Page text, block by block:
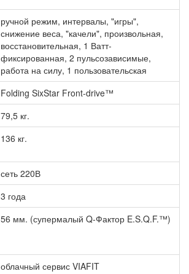
ручной режим, интервалы, "игры",
снижение веса, "качели", произвольная,
восстановительная, 1 Ватт-
фиксированная, 2 пульсозависимые,
работа на силу, 1 пользовательская
Folding SixStar Front-drive™
79,5 кг.
136 кг.
сеть 220В
3 года
56 мм. (супермалый Q-Фактор E.S.Q.F.™)
облачный сервис VIAFIT